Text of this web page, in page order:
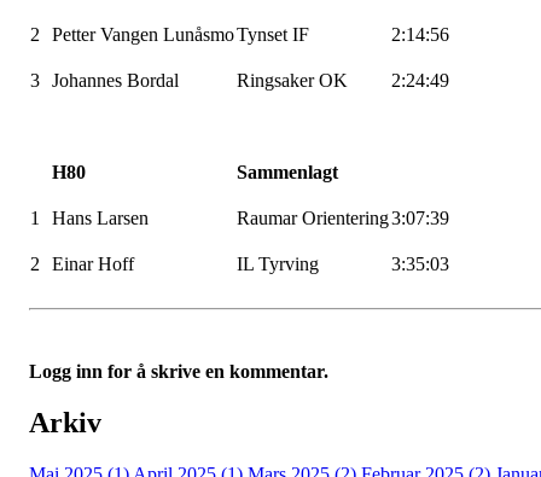
2 Petter Vangen LunåsmoTynset IF 2:14:56
3 Johannes Bordal Ringsaker OK 2:24:49
H80 Sammenlagt
1 Hans Larsen RaumarOrientering3:07:39
2 Einar Hoff IL Tyrving 3:35:03
Logg inn for å skrive en kommentar.
Arkiv